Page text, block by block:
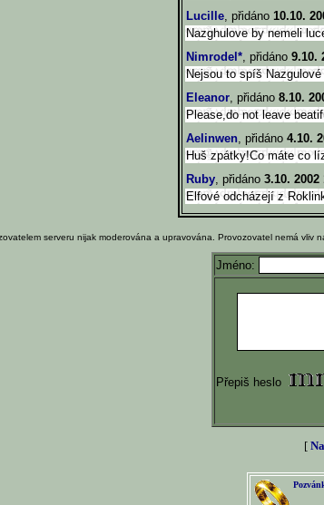
Lucille, přidáno 10.10.
Nazghulove by nemeli
Nimrodel*, přidáno 9.10.
Nejsou to spíš Nazgulové
Eleanor, přidáno 8.10.
Please,do not leave
Aelinwen, přidáno 4.10.
Huš zpátky!Co máte co
Ruby, přidáno 3.10. 2002
Elfové odcházejí z
serveru nijak moderována a upravována. Provozovatel nemá
Jméno:
Přepiš heslo
[